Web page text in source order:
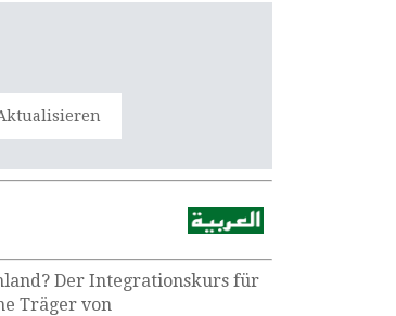
Der Integrationskurs für
Träger von